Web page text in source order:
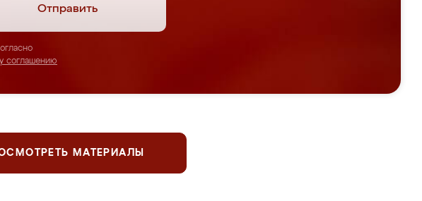
Отправить
соглашению
МАТЕРИАЛЫ